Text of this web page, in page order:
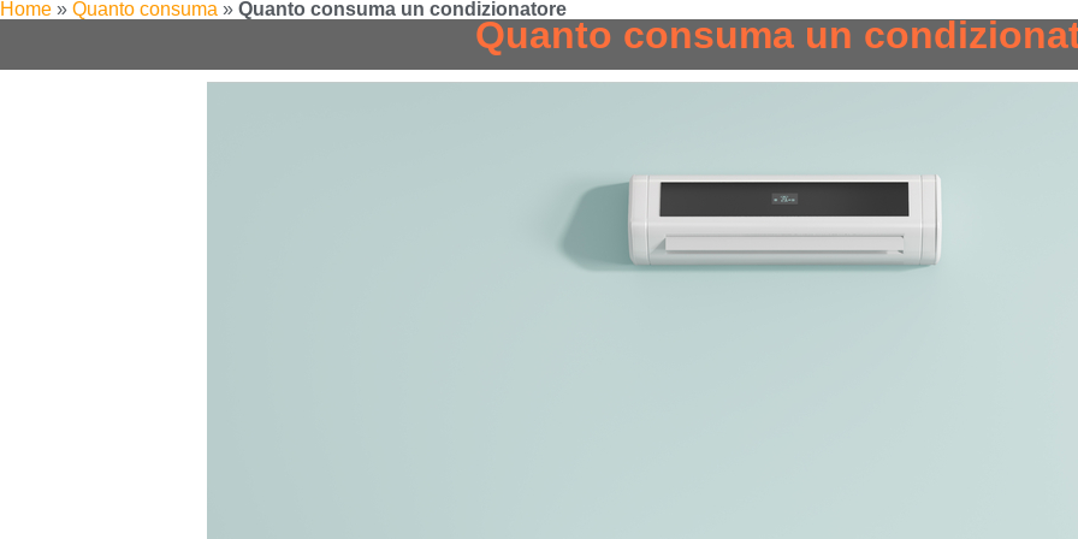
Home » Quanto consuma » Quanto consuma un condizionatore
Quanto consuma un